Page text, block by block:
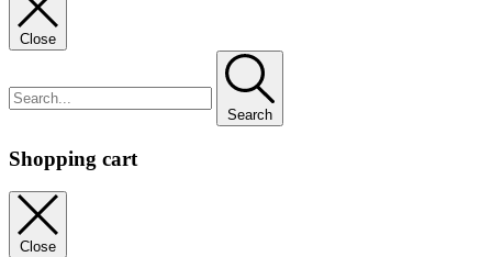
Close
Search
Shopping cart
Close